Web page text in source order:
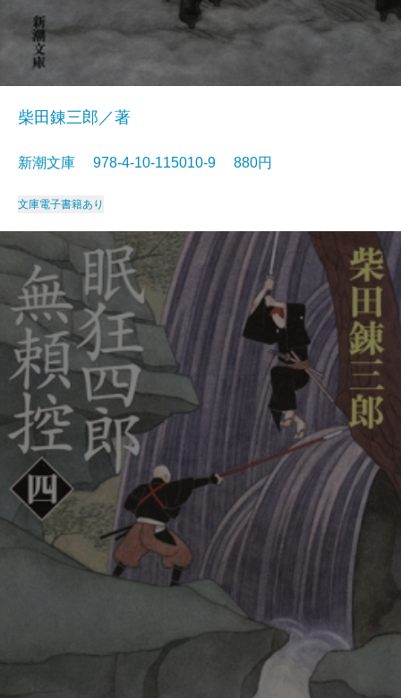
柴田錬三郎／著
新潮文庫 978-4-10-115010-9 880円
文庫電子書籍あり